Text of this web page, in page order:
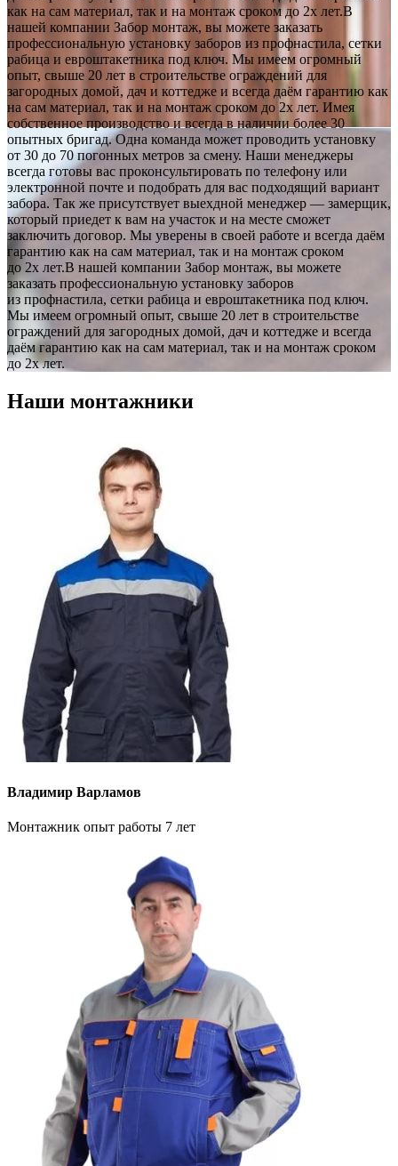
как на сам материал, так и на монтаж сроком до 2х лет.В
нашей компании Забор монтаж, вы можете заказать
профессиональную установку заборов из профнастила, сетки
рабица и евроштакетника под ключ. Мы имеем огромный
опыт, свыше 20 лет в строительстве ограждений для
загородных домой, дач и коттедже и всегда даём гарантию как
на сам материал, так и на монтаж сроком до 2х лет. Имея
собственное производство и всегда в наличии более 30
опытных бригад. Одна команда может проводить установку
от 30 до 70 погонных метров за смену. Наши менеджеры
всегда готовы вас проконсультировать по телефону или
электронной почте и подобрать для вас подходящий вариант
забора. Так же присутствует выехдной менеджер — замерщик,
который приедет к вам на участок и на месте сможет
заключить договор. Мы уверены в своей работе и всегда даём
гарантию как на сам материал, так и на монтаж сроком
до 2х лет.В нашей компании Забор монтаж, вы можете
заказать профессиональную установку заборов
из профнастила, сетки рабица и евроштакетника под ключ.
Мы имеем огромный опыт, свыше 20 лет в строительстве
ограждений для загородных домой, дач и коттедже и всегда
даём гарантию как на сам материал, так и на монтаж сроком
до 2х лет.
Наши монтажники
Владимир Варламов
Монтажник опыт работы 7 лет